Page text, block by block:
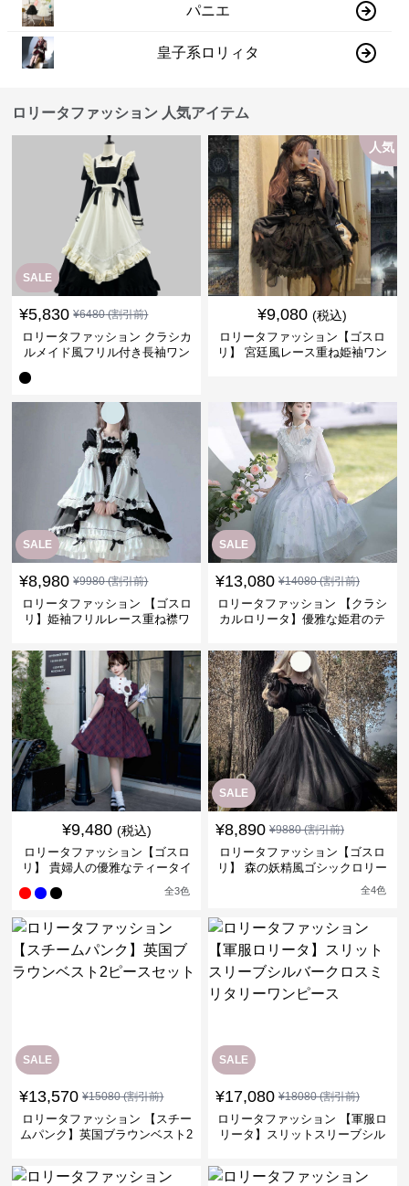
パニエ
皇子系ロリィタ
ロリータファッション 人気アイテム
SALE
¥5,830 ¥6480(割引前)
ロリータファッション クラシカ
ルメイド風フリル付き長袖ワン
人気
¥9,080 (税込)
ロリータファッション【ゴスロ
リ】 宮廷風レース重ね姫袖ワン
SALE
¥8,980 ¥9980(割引前)
ロリータファッション 【ゴスロ
リ】姫袖フリルレース重ね襟ワ
SALE
¥13,080 ¥14080(割引前)
ロリータファッション 【クラシ
カルロリータ】優雅な姫君のテ
¥9,480 (税込)
ロリータファッション【ゴスロ
リ】 貴婦人の優雅なティータイ
全3色
SALE
¥8,890 ¥9880(割引前)
ロリータファッション【ゴスロ
リ】 森の妖精風ゴシックロリー
全4色
SALE
¥13,570 ¥15080(割引前)
ロリータファッション 【スチー
ムパンク】英国ブラウンベスト2
SALE
¥17,080 ¥18080(割引前)
ロリータファッション 【軍服ロ
リータ】スリットスリーブシル